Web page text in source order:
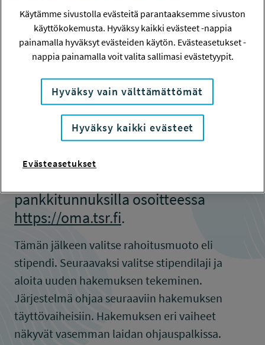
17.12.2018
Työsuojelurahaston stipendien
hakemus rahaston uudessa
hakujärjestelmässä,
https://oma.tsr.fi. Jos sinulla ei ole
vielä uusia pysyviä
käyttäjätunnuksia, luo tunnukset
pankkitunnuksilla osoitteessa
https://oma.tsr.fi.
Tämän jälkeen valitse rahoitusmuoto eli
stipendi. Seuraavaksi valitse stipendilaji ja
aloita uuden hakemuksen tekeminen.
Järjestelmä ohjaa seuraaviin hakemuksen
täyttövaiheisiin. Hakemuksen eri vaiheet
näkyvät vasemman laidan ohjauspalkissa.
Käytämme sivustolla evästeitä parantaaksemme sivuston
käyttökokemusta. Hyväksy kaikki evästeet -nappia
painamalla hyväksyt evästeiden käytön. Evästeasetukset -
nappia painamalla voit valita sallimasi evästetyypit.
Hyväksy vain välttämättömät
Hyväksy kaikki evästeet
Evästeasetukset